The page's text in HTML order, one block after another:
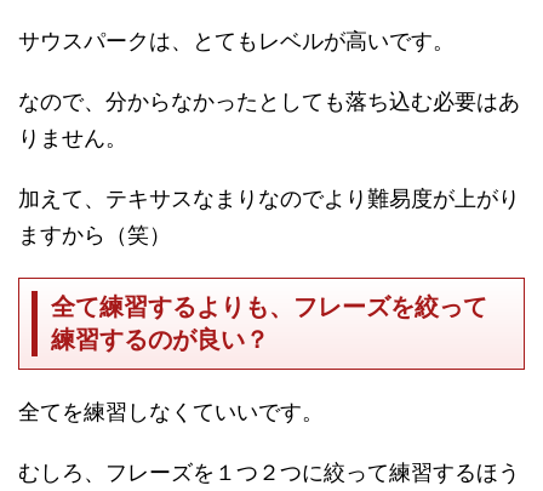
サウスパークは、とてもレベルが高いです。
なので、分からなかったとしても落ち込む必要はあ
りません。
加えて、テキサスなまりなのでより難易度が上がり
ますから（笑）
全て練習するよりも、フレーズを絞って
練習するのが良い？
全てを練習しなくていいです。
むしろ、フレーズを１つ２つに絞って練習するほう